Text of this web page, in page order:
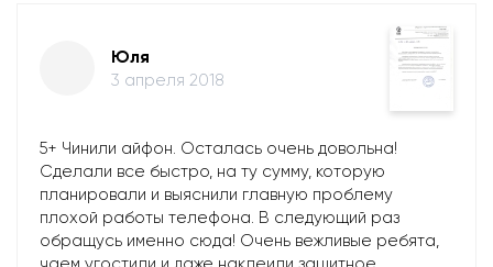
Юля
3 апреля 2018
5+ Чинили айфон. Осталась очень довольна!
Сделали все быстро, на ту сумму, которую
планировали и выяснили главную проблему
плохой работы телефона. В следующий раз
обращусь именно сюда! Очень вежливые ребята,